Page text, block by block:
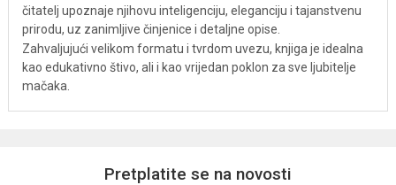
čitatelj upoznaje njihovu inteligenciju, eleganciju i tajanstvenu
prirodu, uz zanimljive činjenice i detaljne opise.
Zahvaljujući velikom formatu i tvrdom uvezu, knjiga je idealna
kao edukativno štivo, ali i kao vrijedan poklon za sve ljubitelje
mačaka.
Pretplatite se na novosti